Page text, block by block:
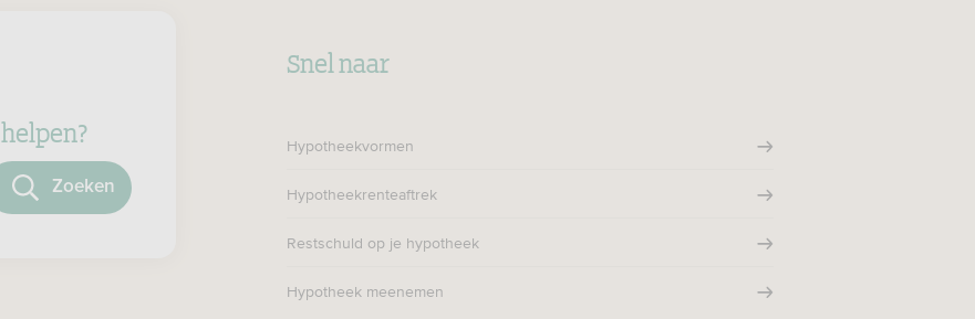
Snel naar
Hypotheekvormen
Hypotheekrenteaftrek
Restschuld op je hypotheek
Hypotheek meenemen